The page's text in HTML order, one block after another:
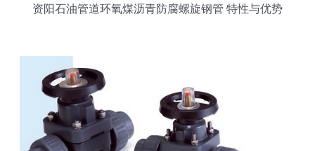
资阳石油管道环氧煤沥青防腐螺旋钢管 特性与优势